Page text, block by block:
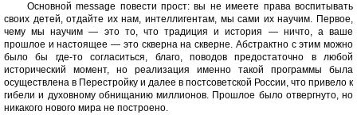
Основной message повести прост: вы не имеете права воспитывать
своих детей, отдайте их нам, интеллигентам, мы сами их научим. Первое,
чему мы научим — это то, что традиция и история — ничто, а ваше
прошлое и настоящее — это скверна на скверне. Абстрактно с этим можно
было бы где-то согласиться, благо, поводов предостаточно в любой
исторический момент, но реализация именно такой программы была
осуществлена в Перестройку и далее в постсоветской России, что привело к
гибели и духовному обнищанию миллионов. Прошлое было отвергнуто, но
никакого нового мира не построено.